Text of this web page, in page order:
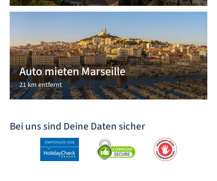
Auto mieten Marseille
21 km entfernt
Bei uns sind Deine Daten sicher